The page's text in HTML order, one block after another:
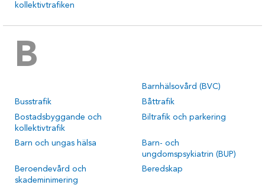
kollektivtrafiken
B
Barnhälsovård (BVC)
Busstrafik
Båttrafik
Bostadsbyggande och
kollektivtrafik
Biltrafik och parkering
Barn och ungas hälsa
Barn- och
ungdomspsykiatrin (BUP)
Beroendevård och
skademinimering
Beredskap